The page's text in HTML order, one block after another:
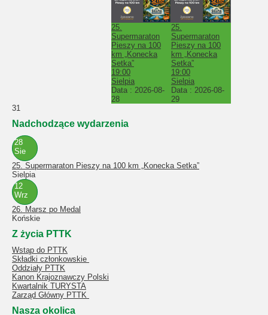
25.
Supermaraton
Pieszy na 100
km „Konecka
Setka”
19:00
Sielpia
Data : 2026-08-
28
25.
Supermaraton
Pieszy na 100
km „Konecka
Setka”
19:00
Sielpia
Data : 2026-08-
29
31
Nadchodzące wydarzenia
28
Sie
25. Supermaraton Pieszy na 100 km „Konecka Setka”
Sielpia
12
Wrz
26. Marsz po Medal
Końskie
Z życia PTTK
Wstąp do PTTK
Składki członkowskie
Oddziały PTTK
Kanon Krajoznawczy Polski
Kwartalnik TURYSTA
Zarząd Główny PTTK
Nasza okolica